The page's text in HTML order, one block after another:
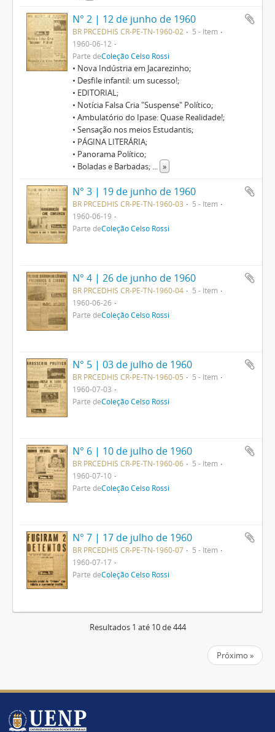
N° 2 | 12 de junho de 1960
BR PRCEDHIS CR-PE-TN-1960-02
5 - Item
1960-06-12
Parte deColeção Celso Rossi
• Nova Indústria em Jacarezinho;
• Desfile infantil: um sucesso!;
• EDITORIAL;
• Notícia Falsa Cria "Suspense" Político;
• Ambulatório do Ipase: Quase Realidade!;
• Sensação nos meios Estudantis;
• PÁGINA LITERÁRIA;
• Panorama Político;
• Boladas e Barbadas; ... »
N° 3 | 19 de junho de 1960
BR PRCEDHIS CR-PE-TN-1960-03
5 - Item
1960-06-19
Parte deColeção Celso Rossi
N° 4 | 26 de junho de 1960
BR PRCEDHIS CR-PE-TN-1960-04
5 - Item
1960-06-26
Parte deColeção Celso Rossi
N° 5 | 03 de julho de 1960
BR PRCEDHIS CR-PE-TN-1960-05
5 - Item
1960-07-03
Parte deColeção Celso Rossi
N° 6 | 10 de julho de 1960
BR PRCEDHIS CR-PE-TN-1960-06
5 - Item
1960-07-10
Parte deColeção Celso Rossi
N° 7 | 17 de julho de 1960
BR PRCEDHIS CR-PE-TN-1960-07
5 - Item
1960-07-17
Parte deColeção Celso Rossi
Resultados 1 até 10 de 444
Próximo »